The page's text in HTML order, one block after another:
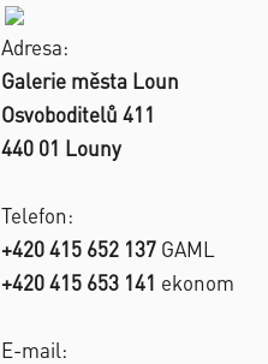
Adresa:
Galerie města Loun
Osvoboditelů 411
440 01 Louny
Telefon:
+420 415 652 137 GAML
+420 415 653 141 ekonom
E-mail: